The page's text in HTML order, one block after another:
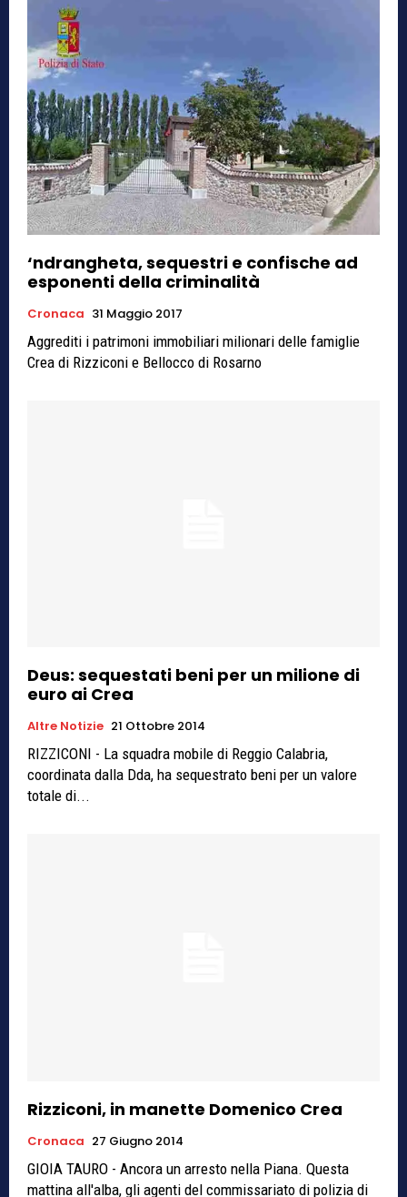
‘ndrangheta, sequestri e confische ad
esponenti della criminalità
Cronaca 31 Maggio 2017
Aggrediti i patrimoni immobiliari milionari delle famiglie
Crea di Rizziconi e Bellocco di Rosarno
Deus: sequestati beni per un milione di
euro ai Crea
Altre Notizie 21 Ottobre 2014
RIZZICONI - La squadra mobile di Reggio Calabria,
coordinata dalla Dda, ha sequestrato beni per un valore
totale di...
Rizziconi, in manette Domenico Crea
Cronaca 27 Giugno 2014
GIOIA TAURO - Ancora un arresto nella Piana. Questa
mattina all'alba, gli agenti del commissariato di polizia di